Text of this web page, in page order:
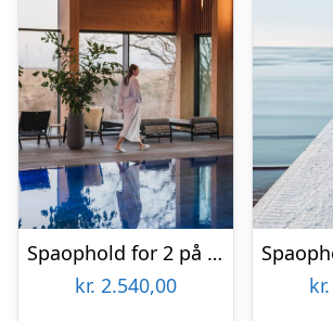
Spaophold for 2 på Fjordgaarden
kr. 2.540,00
kr.